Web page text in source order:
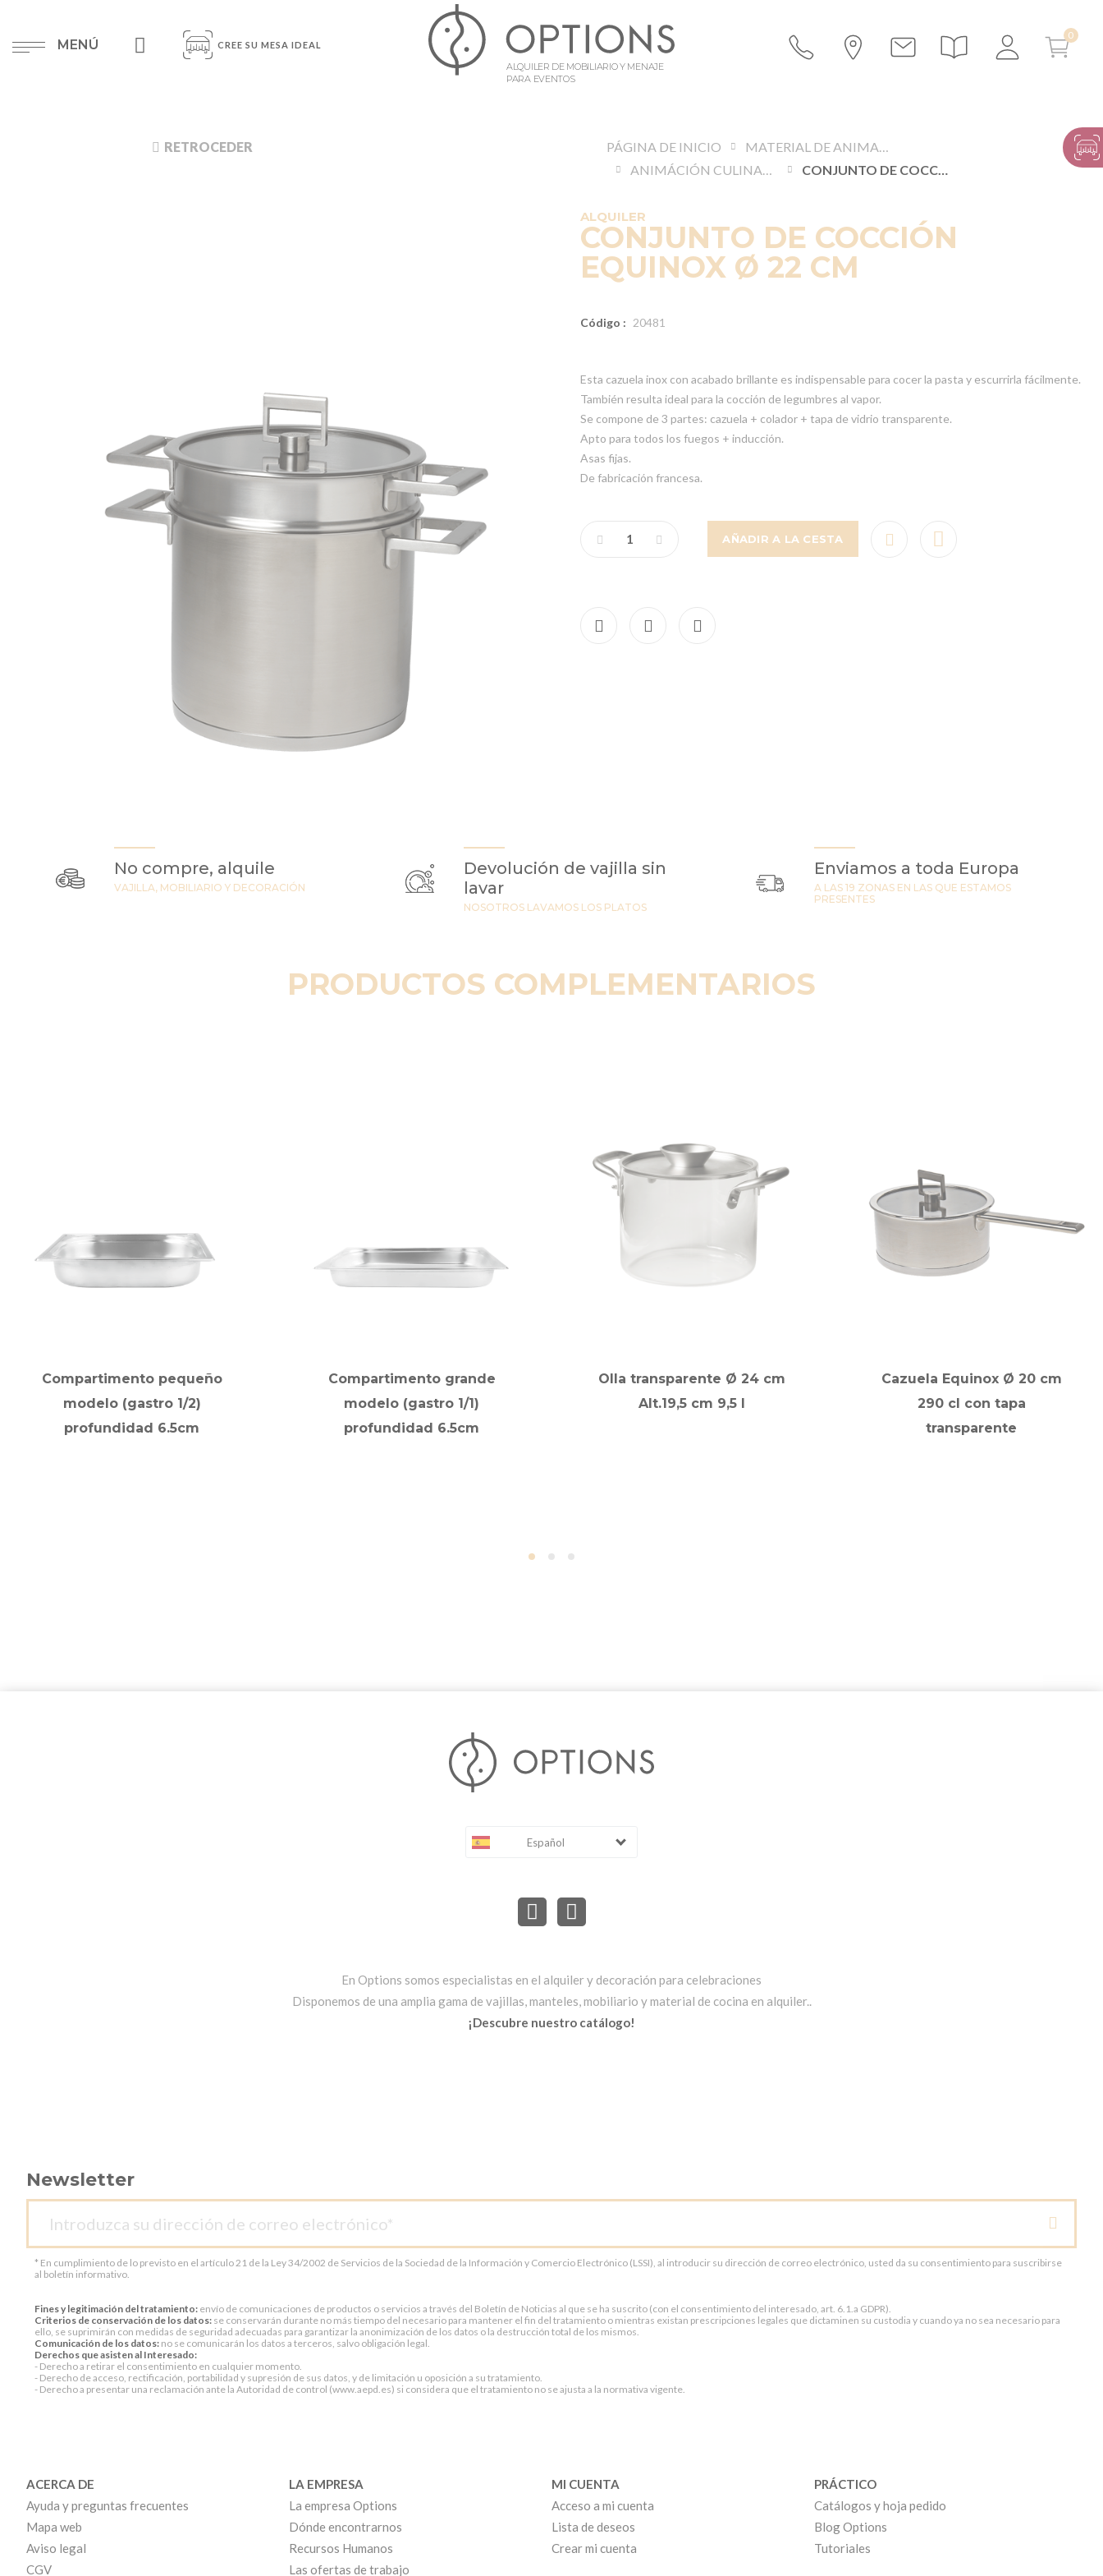
MENÚ CREE SU MESA IDEAL
ALQUILER DE MOBILIARIO Y MENAJE
PARA EVENTOS
RETROCEDER PÁGINA DE INICIO
MATERIAL DE ANIMACIÓN
ANIMÁCIÓN CULINARIA
CONJUNTO DE COCCIÓN EQUINOX Ø 22 CM
ALQUILER
CONJUNTO DE COCCIÓN
EQUINOX Ø 22 CM
Código : 20481
Esta cazuela inox con acabado brillante es indispensable para cocer la pasta y escurrirla fácilmente.
También resulta ideal para la cocción de legumbres al vapor.
Se compone de 3 partes: cazuela + colador + tapa de vidrio transparente.
Apto para todos los fuegos + inducción.
Asas fijas.
De fabricación francesa.
AÑADIR A LA CESTA
No compre, alquile
VAJILLA, MOBILIARIO Y DECORACIÓN
Devolución de vajilla sin
lavar
NOSOTROS LAVAMOS LOS PLATOS
Enviamos a toda Europa
A LAS 19 ZONAS EN LAS QUE ESTAMOS
PRESENTES
PRODUCTOS COMPLEMENTARIOS
Compartimento pequeño
modelo (gastro 1/2)
profundidad 6.5cm
Compartimento grande
modelo (gastro 1/1)
profundidad 6.5cm
Olla transparente Ø 24 cm
Alt.19,5 cm 9,5 l
Cazuela Equinox Ø 20 cm
290 cl con tapa
transparente
Español
En Options somos especialistas en el alquiler y decoración para celebraciones
Disponemos de una amplia gama de vajillas, manteles, mobiliario y material de cocina en alquiler..
¡Descubre nuestro catálogo!
Newsletter
* En cumplimiento de lo previsto en el artículo 21 de la Ley 34/2002 de Servicios de la Sociedad de la Información y Comercio Electrónico (LSSI), al introducir su dirección de correo electrónico, usted da su consentimiento para suscribirse
al boletín informativo.
Fines y legitimación del tratamiento: envío de comunicaciones de productos o servicios a través del Boletín de Noticias al que se ha suscrito (con el consentimiento del interesado, art. 6.1.a GDPR).
Criterios de conservación de los datos: se conservarán durante no más tiempo del necesario para mantener el fin del tratamiento o mientras existan prescripciones legales que dictaminen su custodia y cuando ya no sea necesario para
ello, se suprimirán con medidas de seguridad adecuadas para garantizar la anonimización de los datos o la destrucción total de los mismos.
Comunicación de los datos: no se comunicarán los datos a terceros, salvo obligación legal.
Derechos que asisten al Interesado:
- Derecho a retirar el consentimiento en cualquier momento.
- Derecho de acceso, rectificación, portabilidad y supresión de sus datos, y de limitación u oposición a su tratamiento.
- Derecho a presentar una reclamación ante la Autoridad de control (www.aepd.es) si considera que el tratamiento no se ajusta a la normativa vigente.
ACERCA DE
Ayuda y preguntas frecuentes
Mapa web
Aviso legal
CGV
LA EMPRESA
La empresa Options
Dónde encontrarnos
Recursos Humanos
Las ofertas de trabajo
MI CUENTA
Acceso a mi cuenta
Lista de deseos
Crear mi cuenta
PRÁCTICO
Catálogos y hoja pedido
Blog Options
Tutoriales